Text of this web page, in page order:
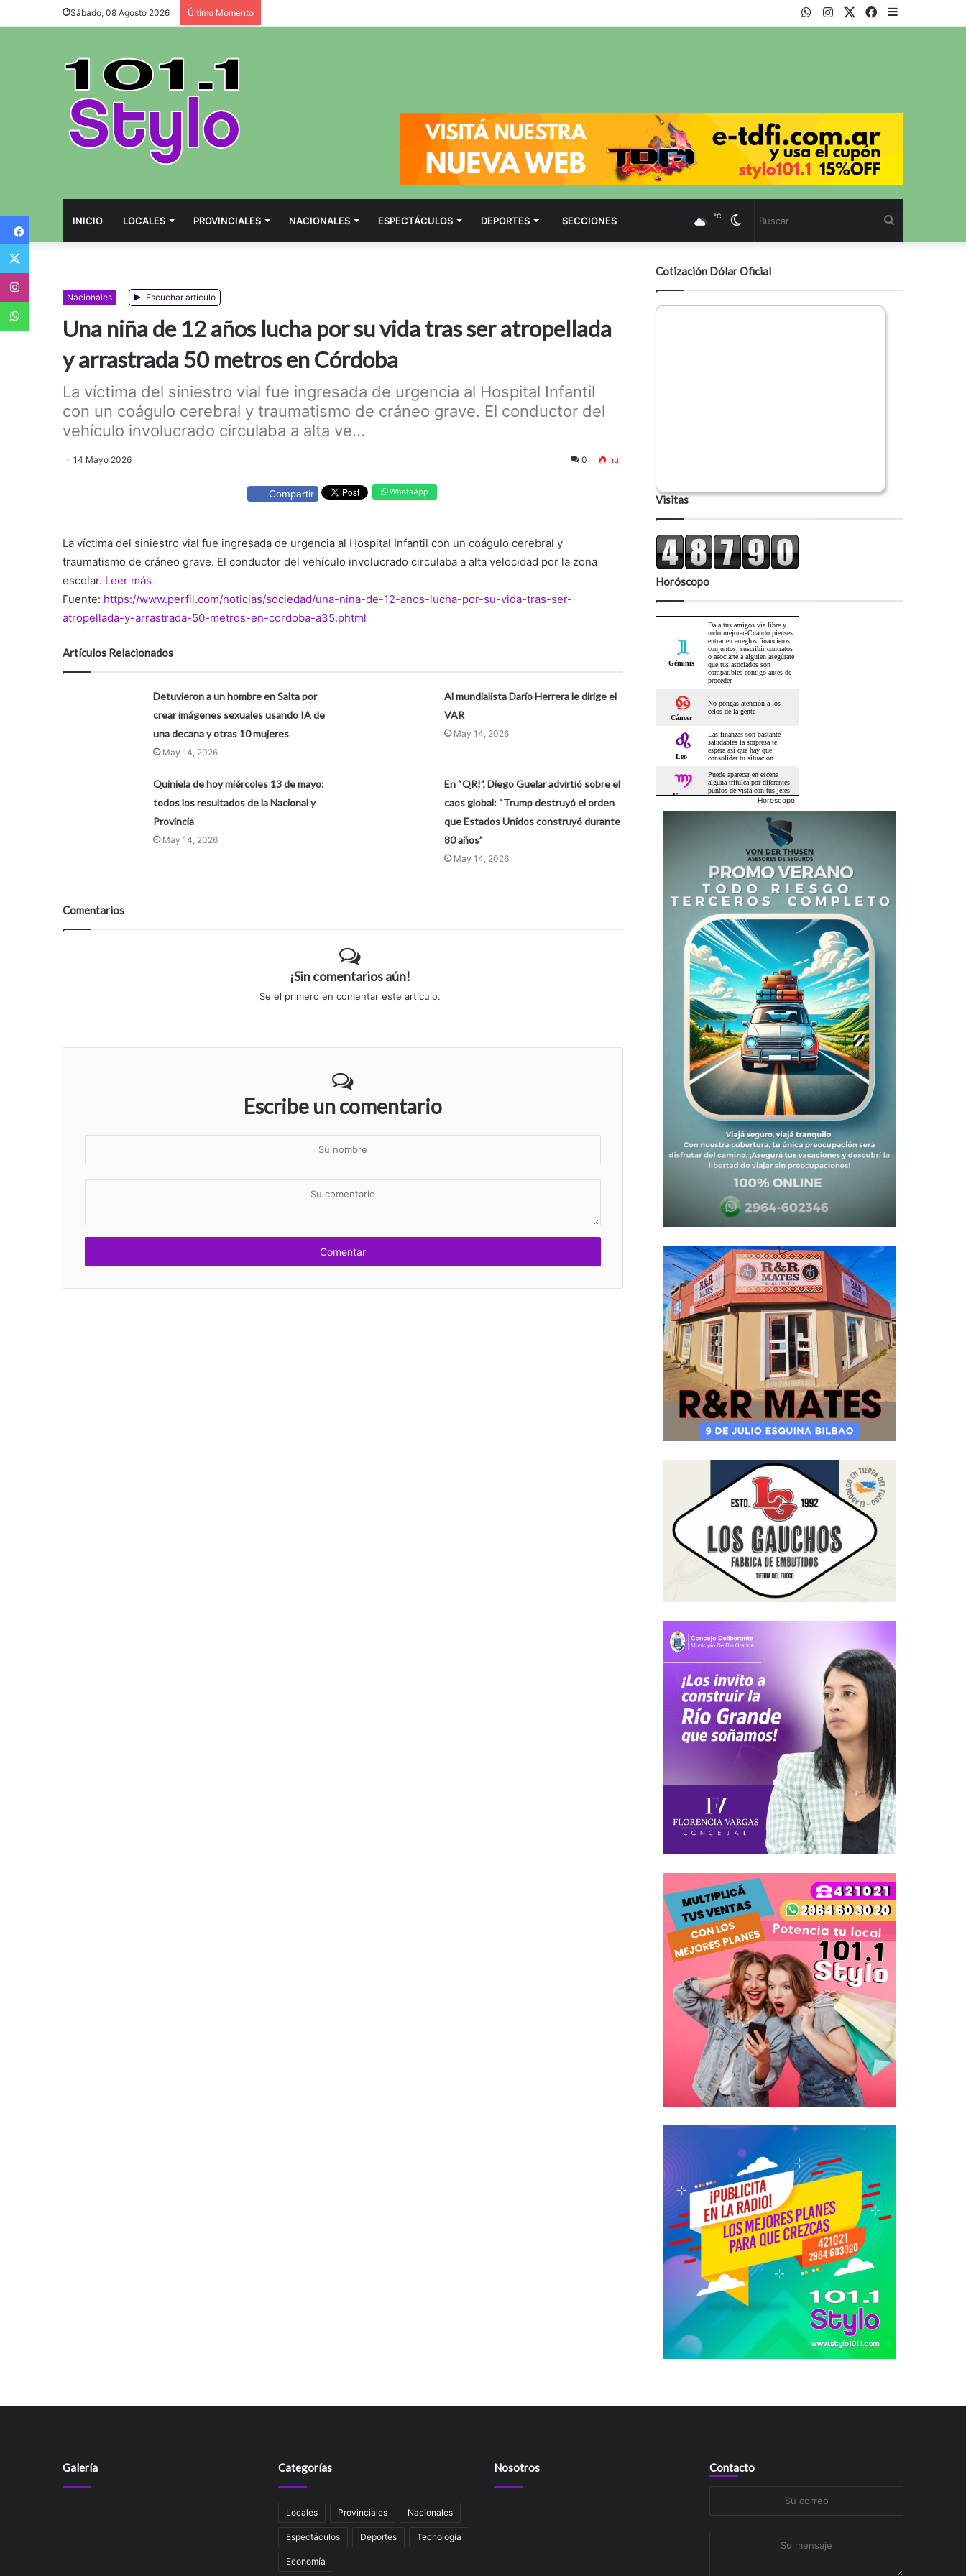
Sábado, 08 Agosto 2026 Último Momento Facebook
Twitter
Instagram
WhatsApp
INICIO LOCALES PROVINCIALES NACIONALES ESPECTÁCULOS DEPORTES SECCIONES Cambiar
modo
℃
Nacionales Escuchar artículo
Una niña de 12 años lucha por su vida tras ser atropellada
y arrastrada 50 metros en Córdoba
La víctima del siniestro vial fue ingresada de urgencia al Hospital Infantil
con un coágulo cerebral y traumatismo de cráneo grave. El conductor del
vehículo involucrado circulaba a alta ve...
14 Mayo 2026 0 null
Compartir WhatsApp
La víctima del siniestro vial fue ingresada de urgencia al Hospital Infantil con un coágulo cerebral y
traumatismo de cráneo grave. El conductor del vehículo involucrado circulaba a alta velocidad por la zona
escolar. Leer más
Fuente: https://www.perfil.com/noticias/sociedad/una-nina-de-12-anos-lucha-por-su-vida-tras-ser-
atropellada-y-arrastrada-50-metros-en-cordoba-a35.phtml
Artículos Relacionados
Detuvieron a un hombre en Salta por
crear imágenes sexuales usando IA de
una decana y otras 10 mujeres
May 14, 2026
Al mundialista Darío Herrera le dirige el
VAR
May 14, 2026
Quiniela de hoy miércoles 13 de mayo:
todos los resultados de la Nacional y
Provincia
May 14, 2026
En “QR!”, Diego Guelar advirtió sobre el
caos global: “Trump destruyó el orden
que Estados Unidos construyó durante
80 años”
May 14, 2026
Comentarios
¡Sin comentarios aún!
Se el primero en comentar este artículo.
Escribe un comentario
t
Cotización Dólar Oficial
Visitas
Horóscopo
Horoscopo
Galería Categorías
Locales Provinciales Nacionales
Espectáculos Deportes Tecnología
Economía
Nosotros Contacto
Facebook
Twitter
WhatsApp